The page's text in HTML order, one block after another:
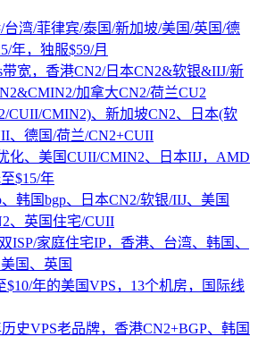
台湾/菲律宾/泰国/新加坡/美国/英国/德
年，独服$59/月
带宽，香港CN2/日本CN2&软银&IIJ/新
加拿大CN2/荷兰CU2
CUII/CMIN2)、新加坡CN2、日本(软
、德国/荷兰/CN2+CUII
化、美国CUII/CMIN2、日本IIJ，AMD
$15/年
、韩国bgp、日本CN2/软银/IIJ、美国
、英国住宅/CUII
ISP/家庭住宅IP，香港、台湾、韩国、
国、英国
$10/年的美国VPS，13个机房，国际线
历史VPS老品牌，香港CN2+BGP、韩国